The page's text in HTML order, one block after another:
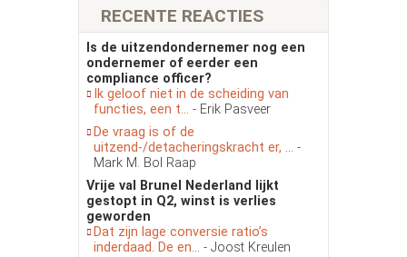
RECENTE REACTIES
Is de uitzendondernemer nog een
ondernemer of eerder een
compliance officer?
Ik geloof niet in de scheiding van
functies, een t... - Erik Pasveer
De vraag is of de
uitzend-/detacheringskracht er, ... -
Mark M. Bol Raap
Vrije val Brunel Nederland lijkt
gestopt in Q2, winst is verlies
geworden
Dat zijn lage conversie ratio’s
inderdaad. De en... - Joost Kreulen